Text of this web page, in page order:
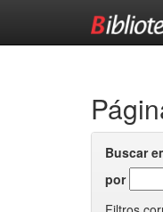
Buscar
por